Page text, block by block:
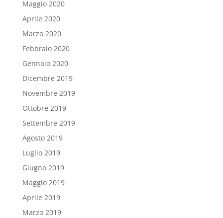
Maggio 2020
Aprile 2020
Marzo 2020
Febbraio 2020
Gennaio 2020
Dicembre 2019
Novembre 2019
Ottobre 2019
Settembre 2019
Agosto 2019
Luglio 2019
Giugno 2019
Maggio 2019
Aprile 2019
Marzo 2019